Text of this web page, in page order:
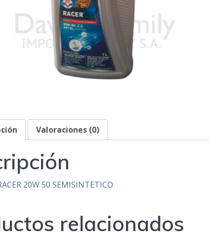
Valoraciones (0)
20W 50 SEMISINTETICO
relacionados